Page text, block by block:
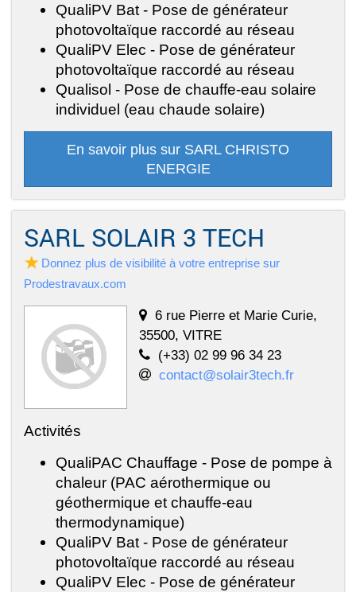
QualiPV Bat - Pose de générateur
photovoltaïque raccordé au réseau
QualiPV Elec - Pose de générateur
photovoltaïque raccordé au réseau
Qualisol - Pose de chauffe-eau solaire
individuel (eau chaude solaire)
En savoir plus sur SARL CHRISTO
ENERGIE
SARL SOLAIR 3 TECH
Donnez plus de visibilité à votre entreprise sur
Prodestravaux.com
6 rue Pierre et Marie Curie,
35500, VITRE
(+33) 02 99 96 34 23
contact@solair3tech.fr
Activités
QualiPAC Chauffage - Pose de pompe à
chaleur (PAC aérothermique ou
géothermique et chauffe-eau
thermodynamique)
QualiPV Bat - Pose de générateur
photovoltaïque raccordé au réseau
QualiPV Elec - Pose de générateur